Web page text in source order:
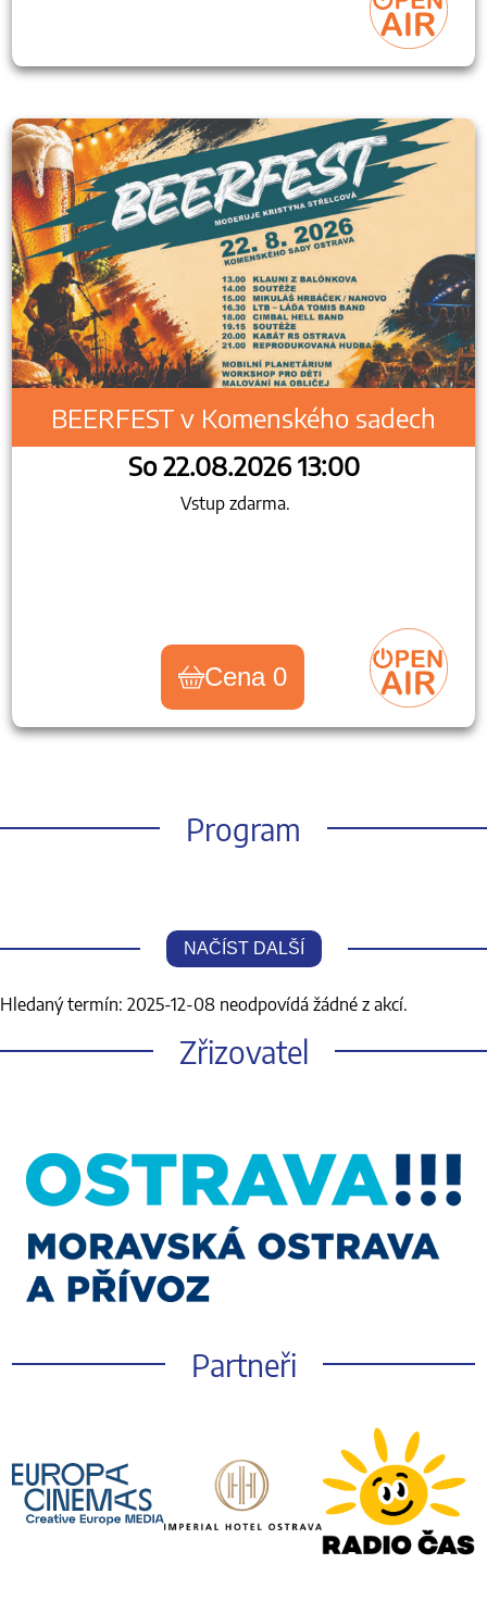
BEERFEST v Komenského sadech
So 22.08.2026 13:00
Vstup zdarma.
Cena 0
Program
NAČÍST DALŠÍ
Hledaný termín: 2025-12-08 neodpovídá žádné z akcí.
Zřizovatel
Partneři